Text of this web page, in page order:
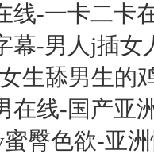
线-一卡二卡
幕-男人j插女
生舔男生的
在线-国产亚
臀色欲-亚